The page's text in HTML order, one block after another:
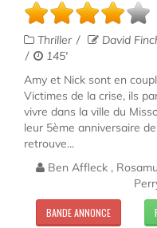
Thriller David
145'
Amy et Nick sont en
Victimes de la crise, ils
vivre dans la ville du
leur 5ème anniversaire
retrouve...
Ben Affleck ,
BANDE ANNONCE